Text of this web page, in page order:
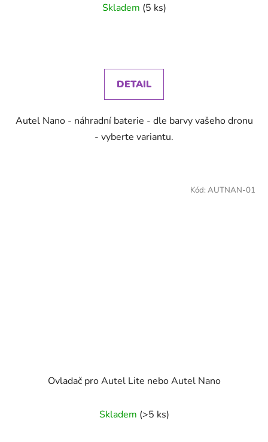
Skladem (5 ks)
DETAIL
Autel Nano - náhradní baterie - dle barvy vašeho dronu
- vyberte variantu.
Ovladač pro Autel Lite nebo Autel Nano
Skladem (>5 ks)
Kód: AUTNAN-01